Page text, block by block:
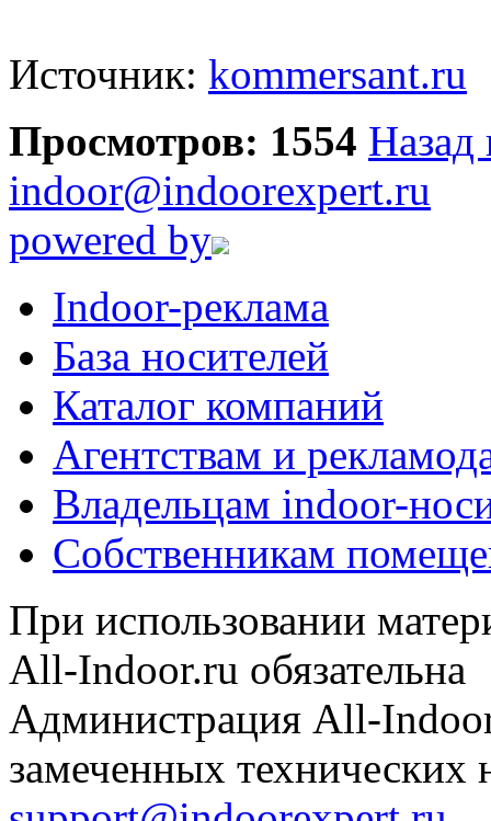
Источник: kommersant.ru
Просмотров: 1554 Назад
indoor@indoorexpert.ru
powered by
Indoor-реклама
База носителей
Каталог компаний
Агентствам и
Владельцам indoor-
Собственникам
При использовании
All-Indoor.ru обязательна
Администрация All-
замеченных технических